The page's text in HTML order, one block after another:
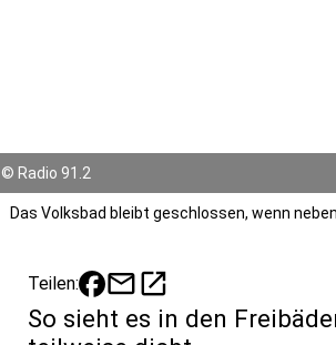
© Radio 91.2
Das Volksbad bleibt geschlossen, wenn
Teilen: mailopen_in_new
So sieht es in den